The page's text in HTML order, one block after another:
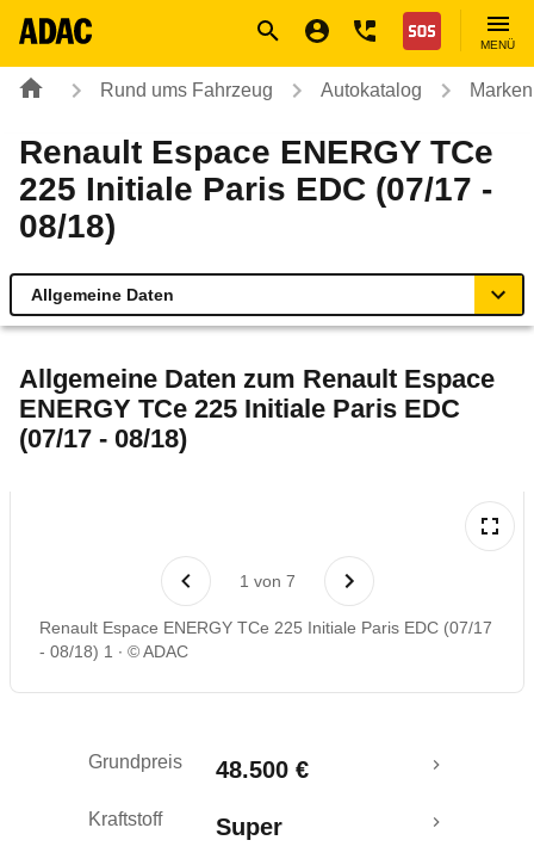
Nothilfe
MENÜ
Rund ums Fahrzeug Autokatalog
Renault Espace ENERGY TCe
225 Initiale Paris EDC (07/17 -
08/18)
Allgemeine Daten
Technische Daten
Rückrufe & Mängel
Crashtest
Allgemeine Daten zum Renault Espace
ENERGY TCe 225 Initiale Paris EDC
(07/17 - 08/18)
1 von 7
Renault Espace ENERGY TCe 225 Initiale Paris EDC (07/17
- 08/18) 1
© ADAC
Grundpreis 48.500 €
Kraftstoff Super